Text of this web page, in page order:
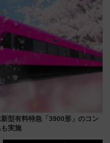
型有料特急「3900形」のコン
実施